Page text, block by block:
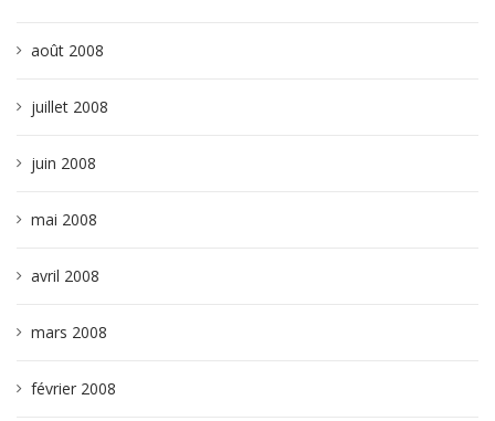
août 2008
juillet 2008
juin 2008
mai 2008
avril 2008
mars 2008
février 2008